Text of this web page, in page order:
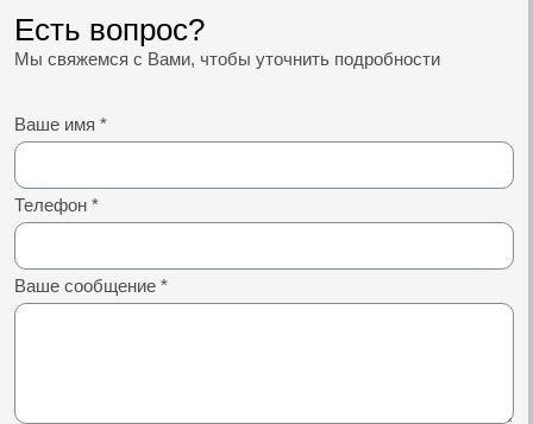
Есть вопрос?
Мы свяжемся с Вами, чтобы уточнить подробности
Ваше имя *
Телефон *
Ваше сообщение *